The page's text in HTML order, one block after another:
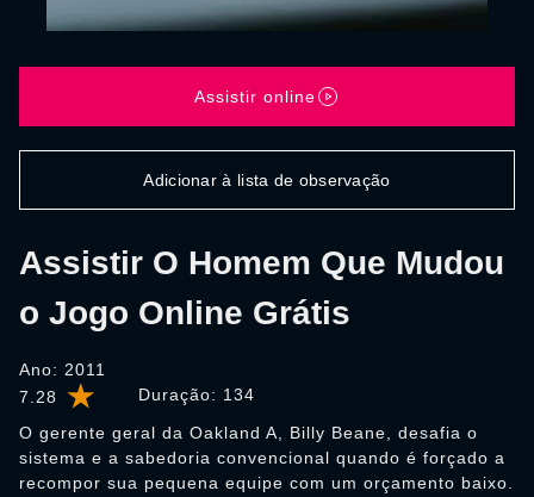
7.28 Duração: 134
Assistir O Homem Que Mudou
o Jogo Online Grátis
Ano: 2011
O gerente geral da Oakland A, Billy Beane, desafia o
sistema e a sabedoria convencional quando é forçado a
recompor sua pequena equipe com um orçamento baixo.
Assistir online
Adicionar à lista de observação